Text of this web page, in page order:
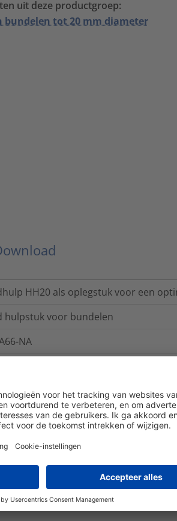
uit deze productgroep:
bundelen tot 20 mm diameter
HH20 als oplegstuk voor een
hulpstuk voor bundelen
NA
6.6 (PA66)